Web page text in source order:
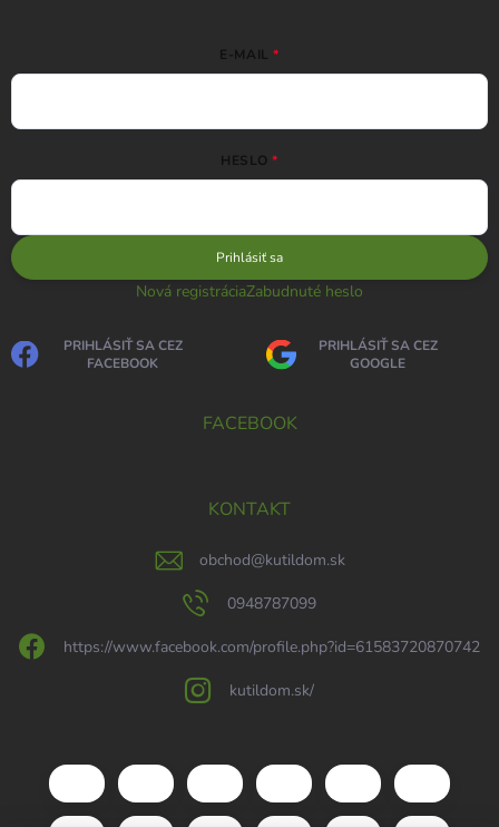
E-MAIL
HESLO
Prihlásiť sa
Nová registráciaZabudnuté heslo
PRIHLÁSIŤ SA CEZ
FACEBOOK
PRIHLÁSIŤ SA CEZ
GOOGLE
FACEBOOK
KONTAKT
obchod@kutildom.sk
0948787099
https://www.facebook.com/profile.php?id=61583720870742
kutildom.sk/